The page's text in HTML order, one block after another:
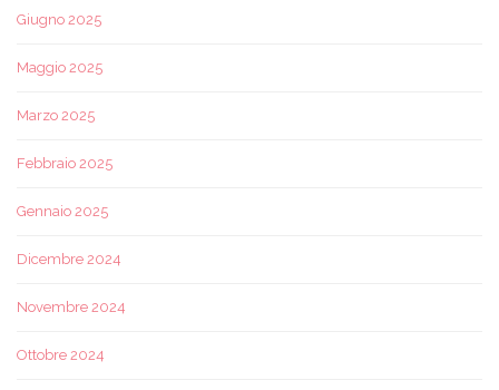
Giugno 2025
Maggio 2025
Marzo 2025
Febbraio 2025
Gennaio 2025
Dicembre 2024
Novembre 2024
Ottobre 2024